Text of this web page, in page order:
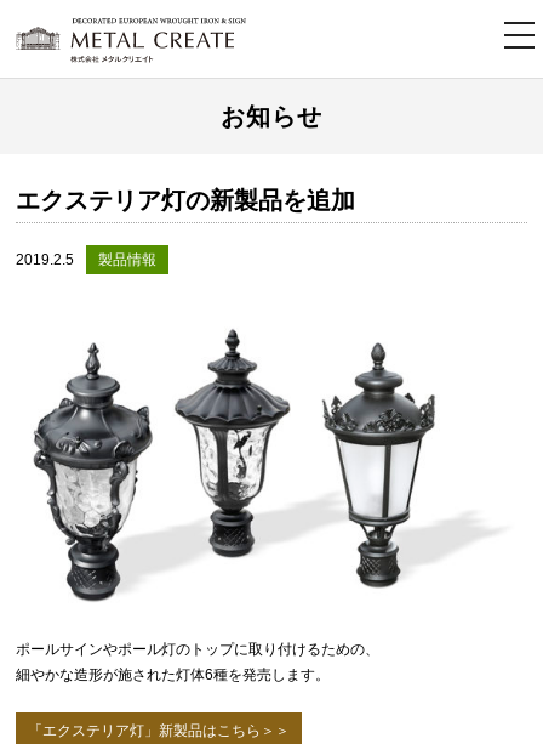
お知らせ
エクステリア灯の新製品を追加
2019.2.5 製品情報
ポールサインやポール灯のトップに取り付けるための、
細やかな造形が施された灯体6種を発売します。
「エクステリア灯」新製品はこちら＞＞